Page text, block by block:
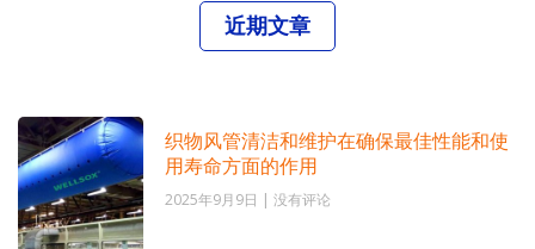
近期文章
织物风管清洁和维护在确保最佳性能和使
用寿命方面的作用
2025年9月9日
没有评论